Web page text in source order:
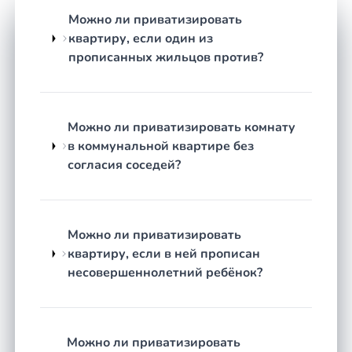
возврат квартиры в муниципальную
собственность, если это выгоднее или
необходимо по обстоятельствам.
и помощь с устранением ошибок в записях,
оформление.
Как строится работа
использовалось ли право приватизации ранее,
есть ли обременения или спорные
обстоятельства. Вы получаете понятный ответ
Сбор и проверка документов.Составляется
юрист проверяет их на ошибки и помогает
Можно ли приватизировать
квартиру, если один из
прописанных жильцов против?
Можно ли приватизировать комнату
в коммунальной квартире без
согласия соседей?
Можно ли приватизировать
квартиру, если в ней прописан
несовершеннолетний ребёнок?
Можно ли приватизировать